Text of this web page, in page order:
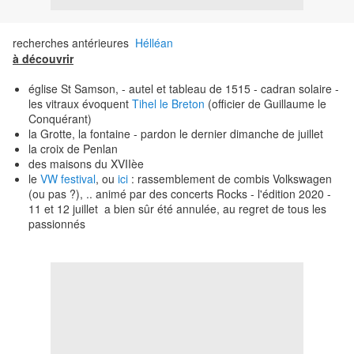
recherches antérieures Hélléan
à découvrir
église St Samson, - autel et tableau de 1515 - cadran solaire -
les vitraux évoquent Tihel le Breton (officier de Guillaume le
Conquérant)
la Grotte, la fontaine - pardon le dernier dimanche de juillet
la croix de Penlan
des maisons du XVIIèe
le VW festival, ou ici : rassemblement de combis Volkswagen
(ou pas ?), .. animé par des concerts Rocks - l'édition 2020 -
11 et 12 juillet a bien sûr été annulée, au regret de tous les
passionnés